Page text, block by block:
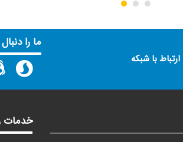
ارتباط با شبکه
ما را
خدمات